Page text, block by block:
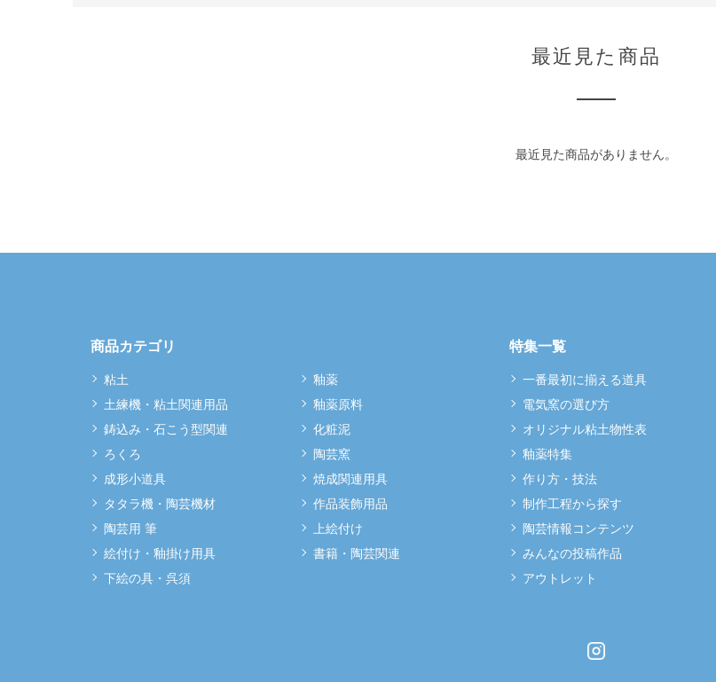
最近見た商品
最近見た商品がありません。
商品カテゴリ
粘土
土練機・粘土関連用品
鋳込み・石こう型関連
ろくろ
成形小道具
タタラ機・陶芸機材
陶芸用 筆
絵付け・釉掛け用具
下絵の具・呉須
釉薬
釉薬原料
化粧泥
陶芸窯
焼成関連用具
作品装飾用品
上絵付け
書籍・陶芸関連
特集一覧
一番最初に揃える道具
電気窯の選び方
オリジナル粘土物性表
釉薬特集
作り方・技法
制作工程から探す
陶芸情報コンテンツ
みんなの投稿作品
アウトレット